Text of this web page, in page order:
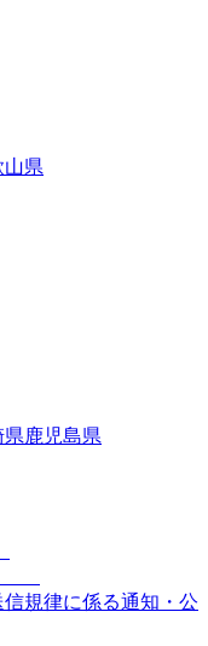
山県
県鹿児島県
信規律に係る通知・公